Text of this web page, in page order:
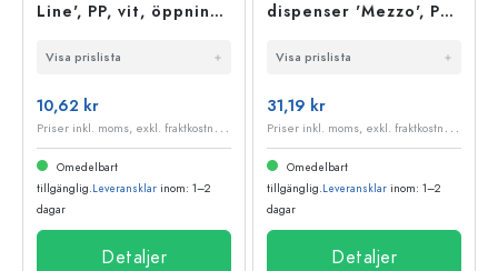
Line', PP, vit, öppning:
Visa prislista
10,62 kr
P
riser inkl. moms, exkl. fraktkostnader
Omedelbart
tillgänglig.Leveransklar inom: 1–2
dagar
Detaljer
dispenser 'Mezzo', PP-
Visa prislista
31,19 kr
P
riser inkl. moms, exkl. fraktkostnader
Omedelbart
tillgänglig.Leveransklar inom: 1–2
dagar
Detaljer